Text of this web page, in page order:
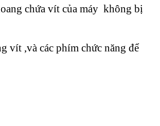
chứa vít của máy không bị
vít ,và các phím chức năng để